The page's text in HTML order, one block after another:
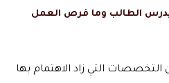
الطالب وما فرص العمل
التي زاد الاهتمام بها